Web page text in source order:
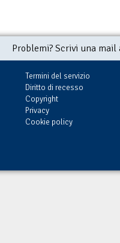
Problemi? Scrivi una
Termini del servizio
Diritto di recesso
Copyright
Privacy
Cookie policy